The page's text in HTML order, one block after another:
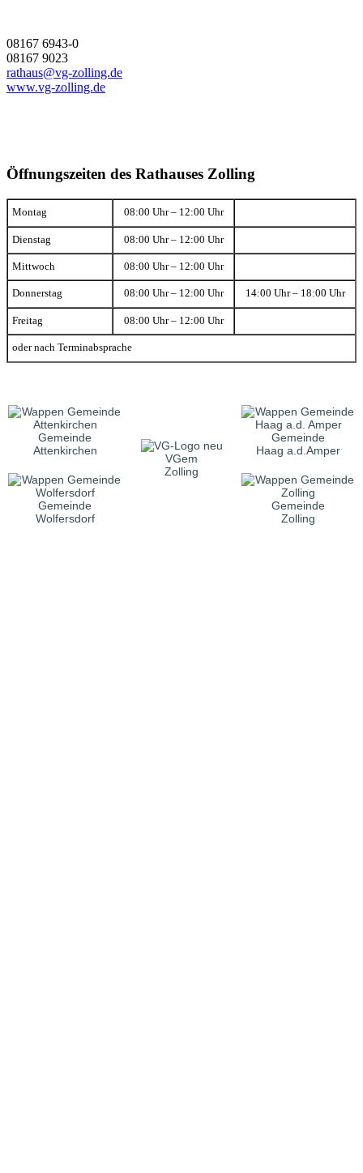
08167 6943-0
08167 9023
rathaus@vg-zolling.de
www.vg-zolling.de
Öffnungszeiten des Rathauses Zolling
Montag 08:00 Uhr – 12:00 Uhr
Dienstag 08:00 Uhr – 12:00 Uhr
Mittwoch 08:00 Uhr – 12:00 Uhr
Donnerstag 08:00 Uhr – 12:00 Uhr 14:00 Uhr – 18:00 Uhr
Freitag 08:00 Uhr – 12:00 Uhr
oder nach Terminabsprache
Gemeinde
Attenkirchen
VGem
Zolling
Gemeinde
Haag a.d.Amper
Gemeinde
Wolfersdorf
Gemeinde
Zolling